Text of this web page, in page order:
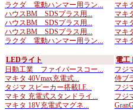
ラクダ 電動ハンマー用ラン...
ハウスBM SDSプラス用...
ハウスBM SDSプラス用...
ハウスBM SDSプラス用...
ラクダ 電動ハンマー用ラン...
マキ
マキ
マキ
マキ
マキ
LEDライト
日動工業 ファイバースコー...
マキタ 40Vmax充電式...
タジマ スピーカー搭載LE...
マキタ 充電式スタンドライ...
マキタ 18V充電式マグネ...
電工
フジ
侍ブ
フジ
フジ